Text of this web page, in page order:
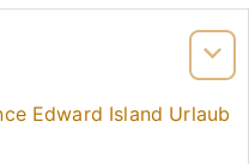
Edward Island Urlaub